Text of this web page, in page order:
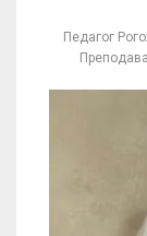
Педагог